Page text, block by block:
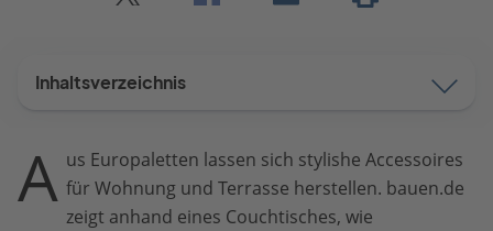
Inhaltsverzeichnis
A us Europaletten lassen sich stylishe Accessoires
für Wohnung und Terrasse herstellen. bauen.de
zeigt anhand eines Couchtisches, wie